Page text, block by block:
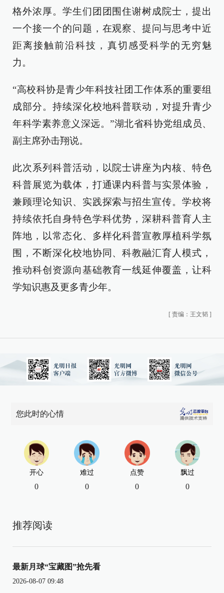
格外浓厚。学生们团团围住谢树成院士，提出
一个接一个的问题，在观察、提问与思考中近
距离接触前沿科技，真切感受科学的无穷魅
力。
“高校科协是青少年科技社团工作体系的重要组
成部分。持续深化校地科普联动，对提升青少
年科学素养意义深远。”湖北省科协党组成员、
副主席孙击翔说。
此次系列科普活动，以院士讲座为内核、特色
科普展览为载体，打通课内科普与实景体验，
兼顾理论知识、实践探索与招生宣传。学校将
持续依托自身特色学科优势，深耕科普育人主
阵地，以常态化、多样化科普宣教厚植科学氛
围，不断深化校地协同、科教融汇育人模式，
推动科创资源向基础教育一线延伸覆盖，让科
学知识惠及更多青少年。
[ 责编：王文韬 ]
您此时的心情
开心
0
难过
0
点赞
0
飘过
0
推荐阅读
最新月球“宝藏图”抢先看
2026-08-07 09:48